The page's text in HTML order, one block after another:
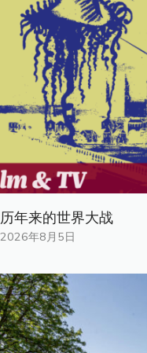
历年来的世界大战
2026年8月5日